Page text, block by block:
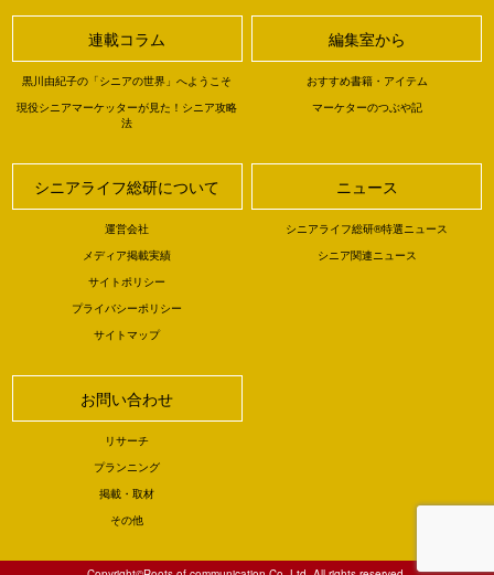
連載コラム
黒川由紀子の「シニアの世界」へようこそ
現役シニアマーケッターが見た！シニア攻略
法
編集室から
おすすめ書籍・アイテム
マーケターのつぶや記
シニアライフ総研について
運営会社
メディア掲載実績
サイトポリシー
プライバシーポリシー
サイトマップ
ニュース
シニアライフ総研®特選ニュース
シニア関連ニュース
お問い合わせ
リサーチ
プランニング
掲載・取材
その他